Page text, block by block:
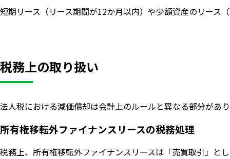
短期リース（リース期間が12か月以内）や少額資産のリース
税務上の取り扱い
法人税における減価償却は会計上のルールと異なる部分があ
所有権移転外ファイナンスリースの税務処理
税務上、所有権移転外ファイナンスリースは「売買取引」と